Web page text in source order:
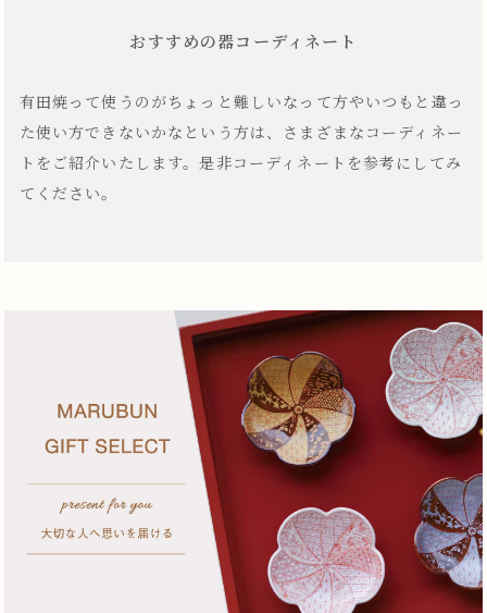
おすすめの器コーディネート
有田焼って使うのがちょっと難しいなって方やいつもと違っ
た使い方できないかなという方は、さまざまなコーディネー
トをご紹介いたします。是非コーディネートを参考にしてみ
てください。